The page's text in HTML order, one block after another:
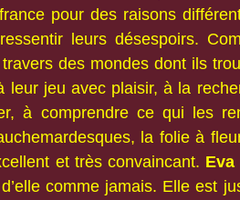
pour des raisons
leurs désespoirs.
des mondes dont ils
jeu avec plaisir, à la
à comprendre ce qui les
la folie à
et très convaincant. Eva
comme jamais. Elle est